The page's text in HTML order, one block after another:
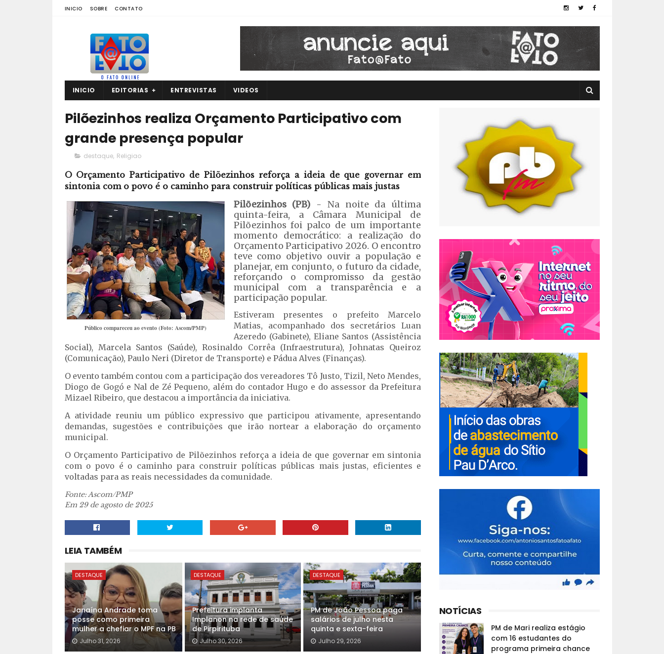
INICIO SOBRE CONTATO
INICIO EDITORIAS ENTREVISTAS VIDEOS
Pilõezinhos realiza Orçamento Participativo com
grande presença popular
destaque, Religiao
O Orçamento Participativo de Pilõezinhos reforça a ideia de que governar em
sintonia com o povo é o caminho para construir políticas públicas mais justas
Público compareceu ao evento (Foto: Ascom/PMP)
Pilõezinhos (PB) - Na noite da última
quinta-feira, a Câmara Municipal de
Pilõezinhos foi palco de um importante
momento democrático: a realização do
Orçamento Participativo 2026. O encontro
teve como objetivo ouvir a população e
planejar, em conjunto, o futuro da cidade,
reforçando o compromisso da gestão
municipal com a transparência e a
participação popular.
Estiveram presentes o prefeito Marcelo
Matias, acompanhado dos secretários Luan
Azeredo (Gabinete), Eliane Santos (Assistência
Social), Marcela Santos (Saúde), Rosinaldo Corrêa (Infraestrutura), Johnatas Queiroz
(Comunicação), Paulo Neri (Diretor de Transporte) e Pádua Alves (Finanças).
O evento também contou com a participação dos vereadores Tô Justo, Tizil, Neto Mendes,
Diogo de Gogó e Nal de Zé Pequeno, além do contador Hugo e do assessor da Prefeitura
Mizael Ribeiro, que destacou a importância da iniciativa.
A atividade reuniu um público expressivo que participou ativamente, apresentando
demandas, sugestões e contribuições que irão nortear a elaboração do orçamento
municipal.
O Orçamento Participativo de Pilõezinhos reforça a ideia de que governar em sintonia
com o povo é o caminho para construir políticas públicas mais justas, eficientes e
voltadas para as reais necessidades da comunidade.
Fonte: Ascom/PMP
Em 29 de agosto de 2025
LEIA TAMBÉM
DESTAQUE
Janaína Andrade toma
posse como primeira
mulher a chefiar o MPF na PB
Julho 31, 2026
DESTAQUE
Prefeitura implanta
Implanon na rede de saúde
de Pirpirituba
Julho 30, 2026
DESTAQUE
PM de João Pessoa paga
salários de julho nesta
quinta e sexta-feira
Julho 29, 2026
NOTÍCIAS
PM de Mari realiza estágio
com 16 estudantes do
programa primeira chance